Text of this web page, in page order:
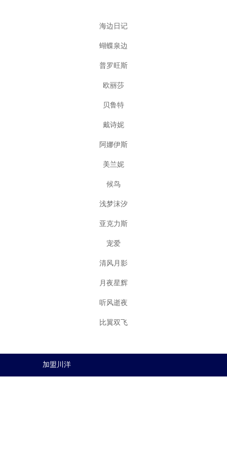
海边日记
蝴蝶泉边
普罗旺斯
欧丽莎
贝鲁特
戴诗妮
阿娜伊斯
美兰妮
候鸟
浅梦沫汐
亚克力斯
宠爱
清风月影
月夜星辉
听风逝夜
比翼双飞
加盟川洋